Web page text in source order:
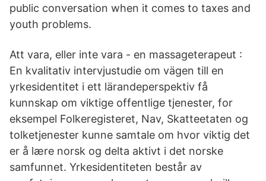
public conversation when it comes to taxes and
youth problems.
Att vara, eller inte vara - en massageterapeut :
En kvalitativ intervjustudie om vägen till en
yrkesidentitet i ett lärandeperspektiv få
kunnskap om viktige offentlige tjenester, for
eksempel Folkeregisteret, Nav, Skatteetaten og
tolketjenester kunne samtale om hvor viktig det
er å lære norsk og delta aktivt i det norske
samfunnet. Yrkesidentiteten består av